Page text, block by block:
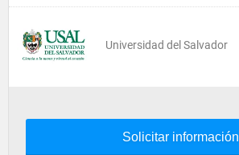
Universidad del Salvador
Solicitar información